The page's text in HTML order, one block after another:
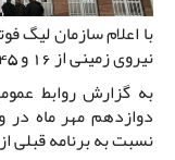
با اعلام سازمان لیگ
نیروی زمینی از 16 و 45 دقیقه به 17 و 45 دقیقه تغییر کرد.
به گزارش روابط
دوازدهم مهر ماه در
نسبت به برنامه قبلی از ساعت 17 و 45